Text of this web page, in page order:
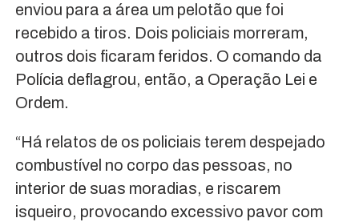
enviou para a área um pelotão que foi
recebido a tiros. Dois policiais morreram,
outros dois ficaram feridos. O comando da
Polícia deflagrou, então, a Operação Lei e
Ordem.
“Há relatos de os policiais terem despejado
combustível no corpo das pessoas, no
interior de suas moradias, e riscarem
isqueiro, provocando excessivo pavor com